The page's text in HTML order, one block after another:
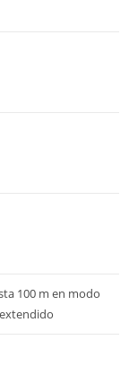
100 m en modo